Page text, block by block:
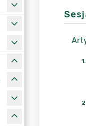
1.
2